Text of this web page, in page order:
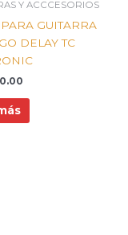
Y ACCCESORIOS
GUITARRA
DELAY TC